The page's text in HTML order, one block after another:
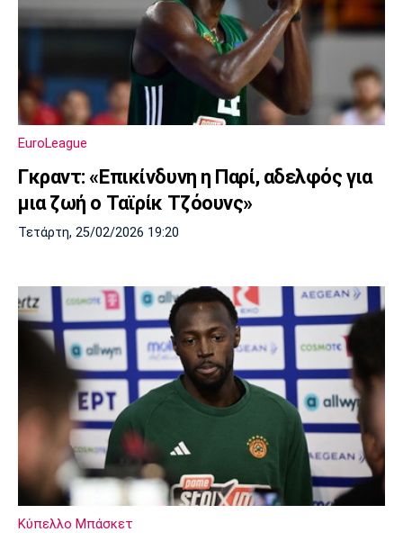
EuroLeague
Γκραντ: «Επικίνδυνη η Παρί, αδελφός για
μια ζωή ο Ταϊρίκ Τζόουνς»
Τετάρτη, 25/02/2026 19:20
Κύπελλο Μπάσκετ